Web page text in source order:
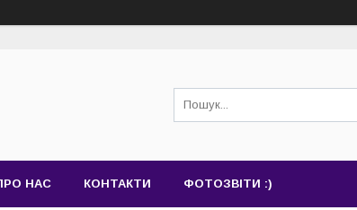
НАС КОНТАКТИ ФОТОЗВІТИ :)